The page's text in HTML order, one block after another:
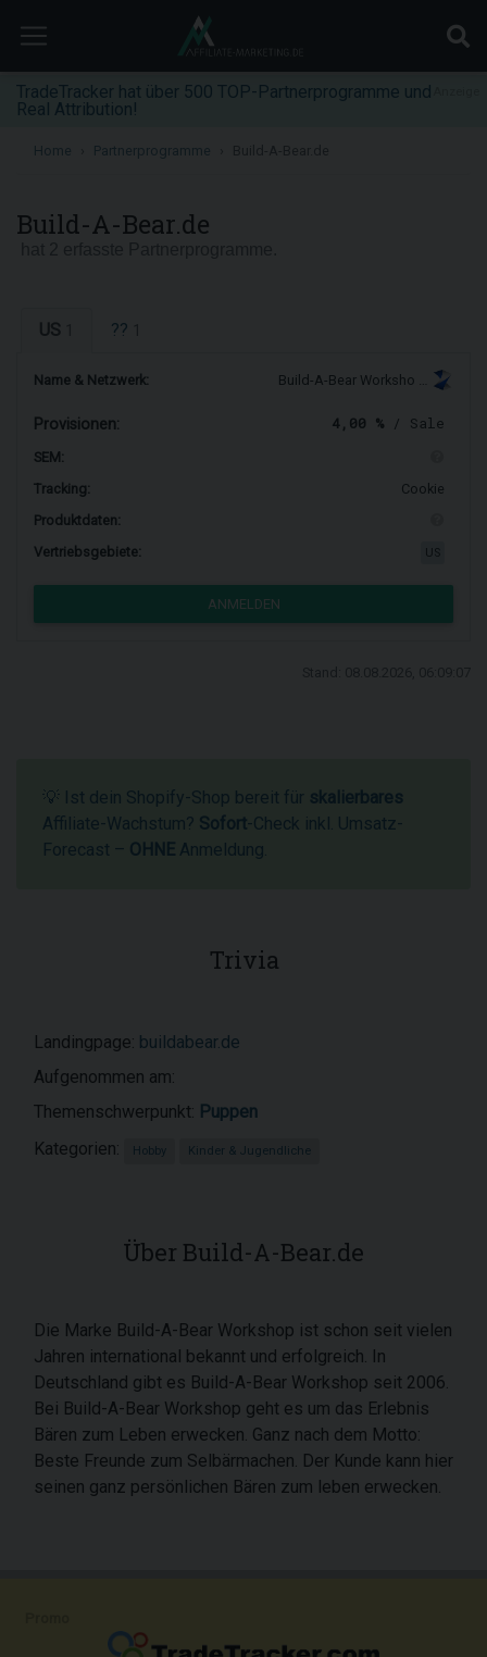
TradeTracker hat über 500 TOP-Partnerprogramme und
Real Attribution!
Home Partnerprogramme
Build-A-Bear.de
US ??
Name & Netzwerk: Build-A-Bear Worksho …
Provisionen: 4,00 % / Sale
SEM:
Tracking:
Cookie
Produktdaten:
Vertriebsgebiete:
US
ANMELDEN
💡 Ist dein Shopify-Shop bereit für skalierbares
Affiliate-Wachstum? Sofort-Check inkl. Umsatz-
Forecast – OHNE Anmeldung.
Trivia
Landingpage: buildabear.de
Aufgenommen am:
Themenschwerpunkt: Puppen
Kategorien:
Hobby Kinder & Jugendliche
Über Build-A-Bear.de
Die Marke Build-A-Bear Workshop ist schon seit vielen
Jahren international bekannt und erfolgreich. In
Deutschland gibt es Build-A-Bear Workshop seit 2006.
Bei Build-A-Bear Workshop geht es um das Erlebnis
Bären zum Leben erwecken. Ganz nach dem Motto:
Beste Freunde zum Selbärmachen. Der Kunde kann hier
seinen ganz persönlichen Bären zum leben erwecken.